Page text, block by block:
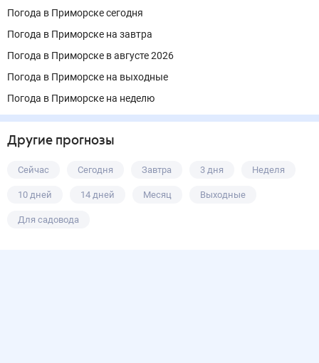
Погода в Приморске сегодня
Погода в Приморске на завтра
Погода в Приморске в августе 2026
Погода в Приморске на выходные
Погода в Приморске на неделю
Другие прогнозы
Сейчас Сегодня Завтра 3 дня Неделя
10 дней 14 дней Месяц Выходные
Для садовода